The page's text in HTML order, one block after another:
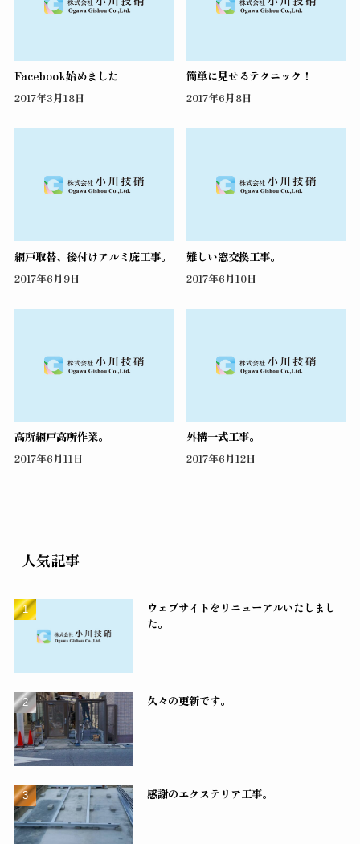
Facebook始めました
2017年3月18日
簡単に見せるテクニック！
2017年6月8日
網戸取替、後付けアルミ庇工事。
2017年6月9日
難しい窓交換工事。
2017年6月10日
高所網戸高所作業。
2017年6月11日
外構一式工事。
2017年6月12日
人気記事
ウェブサイトをリニューアルいたしまし
た。
久々の更新です。
感謝のエクステリア工事。